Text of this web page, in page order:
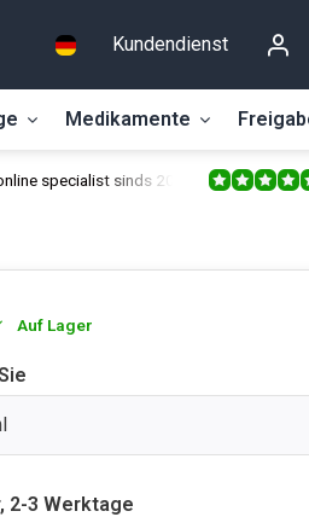
Kundendienst
Medikamente
specialist sinds 2014
Auf Lager
2-3 Werktage